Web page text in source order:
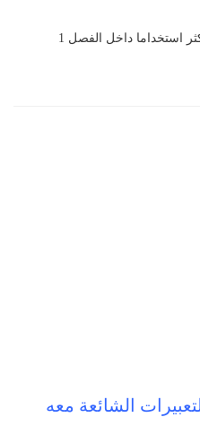
استخداما داخل الفصل 1